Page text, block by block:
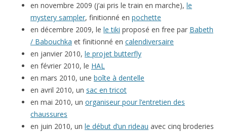
en novembre 2009 (j’ai pris le train en marche), le
mystery sampler, finitionné en pochette
en décembre 2009, le le tiki proposé en free par Babeth
/ Babouchka et finitionné en calendiversaire
en janvier 2010, le projet butterfly
en février 2010, le HAL
en mars 2010, une boîte à dentelle
en avril 2010, un sac en tricot
en mai 2010, un organiseur pour l’entretien des
chaussures
en juin 2010, un le début d’un rideau avec cinq broderies